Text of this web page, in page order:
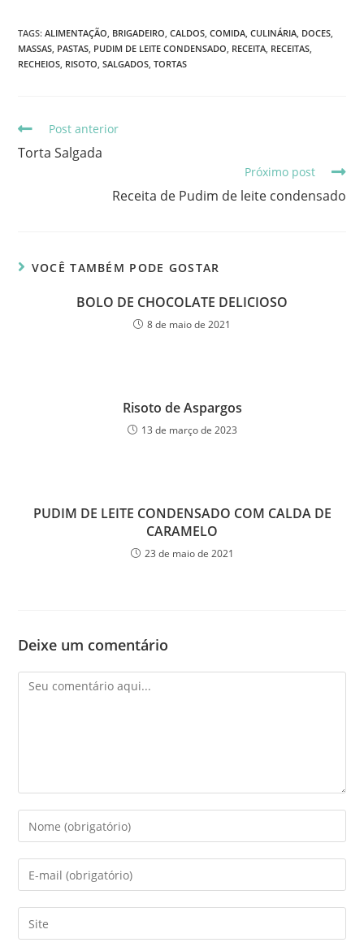
TAGS:ALIMENTAÇÃO, BRIGADEIRO, CALDOS, COMIDA, CULINÁRIA, DOCES,
MASSAS, PASTAS, PUDIM DE LEITE CONDENSADO, RECEITA, RECEITAS,
RECHEIOS, RISOTO, SALGADOS, TORTAS
Post anterior
Torta Salgada
Próximo post
Receita de Pudim de leite condensado
VOCÊ TAMBÉM PODE GOSTAR
BOLO DE CHOCOLATE DELICIOSO
8 de maio de 2021
Risoto de Aspargos
13 de março de 2023
PUDIM DE LEITE CONDENSADO COM CALDA DE
CARAMELO
23 de maio de 2021
Deixe um comentário